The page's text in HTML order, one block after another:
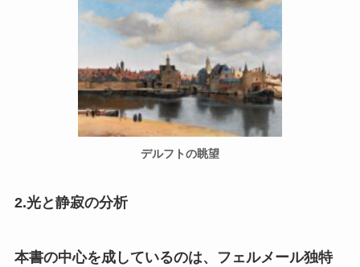
デルフトの眺望
2.光と静寂の分析
本書の中心を成しているのは、フェルメール独特